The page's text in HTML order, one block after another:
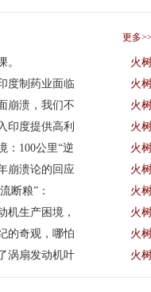
更多>>
。 火
度制药业面临 火
崩溃，我们不 火
印度提供高利 火
：100公里“逆 火
崩溃论的回应 火
断粮”： 火
机生产困境， 火
的奇观，哪怕 火
涡扇发动机叶 火